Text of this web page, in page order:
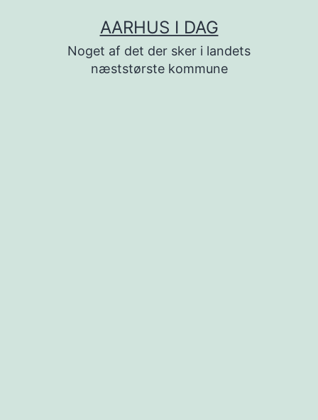
AARHUS I DAG
Noget af det der sker i landets
næststørste kommune